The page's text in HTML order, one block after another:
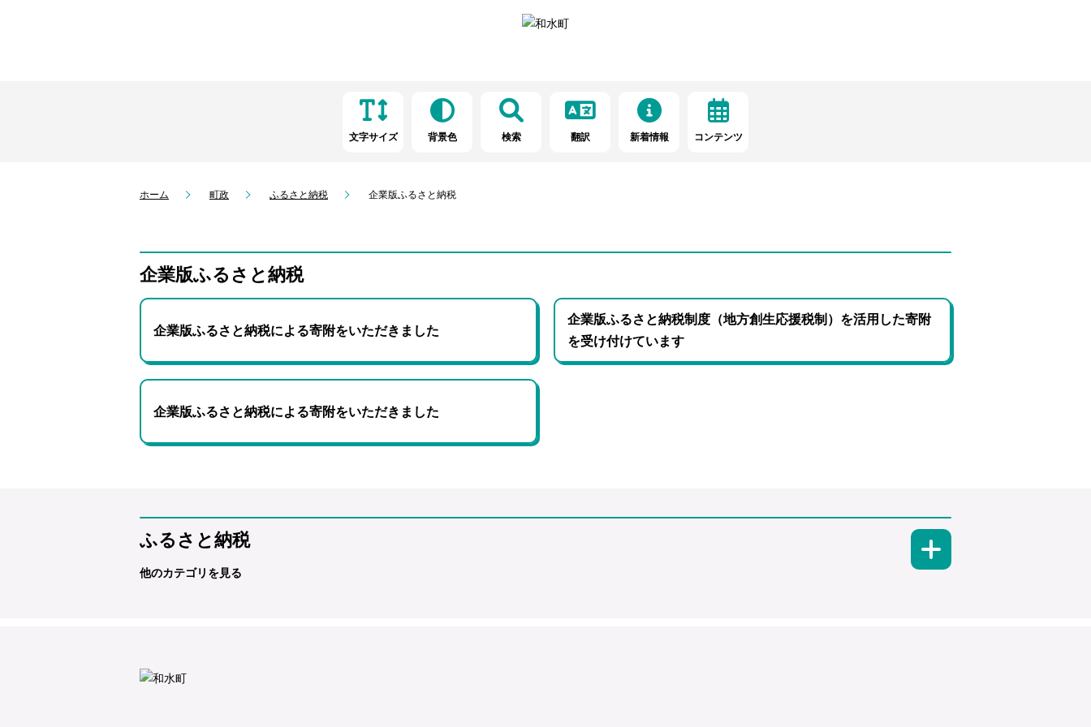
文字サイズ 背景色 検索 翻訳 新着情報 コンテンツ
ホーム 町政 ふるさと納税 企業版ふるさと納税
企業版ふるさと納税
企業版ふるさと納税による寄附をいただきました
企業版ふるさと納税制度（地方創生応援税制）を活用した寄附
を受け付けています
企業版ふるさと納税による寄附をいただきました
ふるさと納税
他のカテゴリを見る